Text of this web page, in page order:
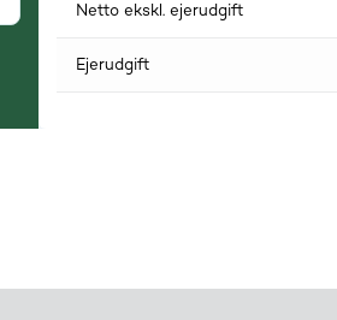
Netto ekskl. ejerudgift
Ejerudgift